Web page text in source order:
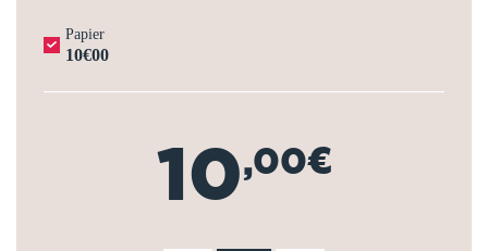
Papier
10€00
10,00€